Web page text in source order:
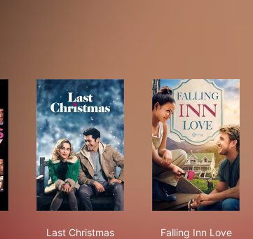
Last Christmas
Falling Inn Love